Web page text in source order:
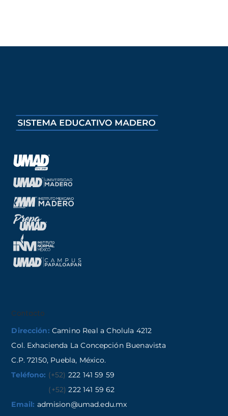
Contacto
Dirección: Camino Real a Cholula 4212
Col. Exhacienda La Concepción Buenavista
C.P. 72150, Puebla, México.
Teléfono: (+52) 222 141 59 59
(+52) 222 141 59 62
Email: admision@umad.edu.mx